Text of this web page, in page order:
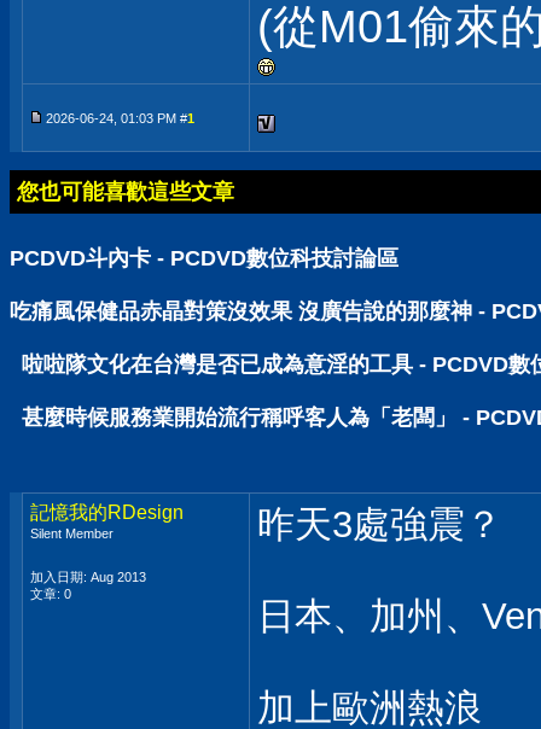
(從M01偷來
2026-06-24, 01:03 PM #1
您也可能喜歡這些文章
PCDVD斗內卡 - PCDVD數位科技討論區
吃痛風保健品赤晶對策沒效果 沒廣告說的那麼神 -
啦啦隊文化在台灣是否已成為意淫的工具 - PCDVD數
甚麼時候服務業開始流行稱呼客人為「老闆」 -
記憶我的RDesign
Silent Member
加入日期: Aug 2013
文章: 0
昨天3處強震？
日本、加州、
加上歐洲熱浪